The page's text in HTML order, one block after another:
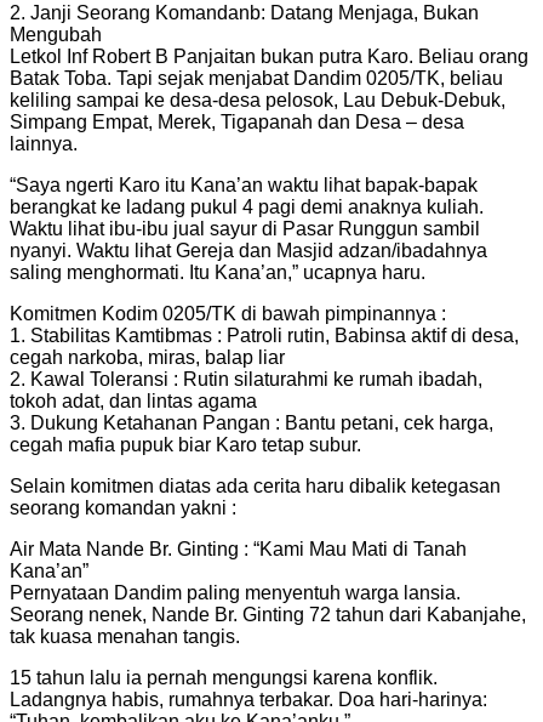
2. Janji Seorang Komandanb: Datang Menjaga, Bukan
Mengubah
Letkol Inf Robert B Panjaitan bukan putra Karo. Beliau orang
Batak Toba. Tapi sejak menjabat Dandim 0205/TK, beliau
keliling sampai ke desa-desa pelosok, Lau Debuk-Debuk,
Simpang Empat, Merek, Tigapanah dan Desa – desa
lainnya.
“Saya ngerti Karo itu Kana’an waktu lihat bapak-bapak
berangkat ke ladang pukul 4 pagi demi anaknya kuliah.
Waktu lihat ibu-ibu jual sayur di Pasar Runggun sambil
nyanyi. Waktu lihat Gereja dan Masjid adzan/ibadahnya
saling menghormati. Itu Kana’an,” ucapnya haru.
Komitmen Kodim 0205/TK di bawah pimpinannya :
1. Stabilitas Kamtibmas : Patroli rutin, Babinsa aktif di desa,
cegah narkoba, miras, balap liar
2. Kawal Toleransi : Rutin silaturahmi ke rumah ibadah,
tokoh adat, dan lintas agama
3. Dukung Ketahanan Pangan : Bantu petani, cek harga,
cegah mafia pupuk biar Karo tetap subur.
Selain komitmen diatas ada cerita haru dibalik ketegasan
seorang komandan yakni :
Air Mata Nande Br. Ginting : “Kami Mau Mati di Tanah
Kana’an”
Pernyataan Dandim paling menyentuh warga lansia.
Seorang nenek, Nande Br. Ginting 72 tahun dari Kabanjahe,
tak kuasa menahan tangis.
15 tahun lalu ia pernah mengungsi karena konflik.
Ladangnya habis, rumahnya terbakar. Doa hari-harinya: